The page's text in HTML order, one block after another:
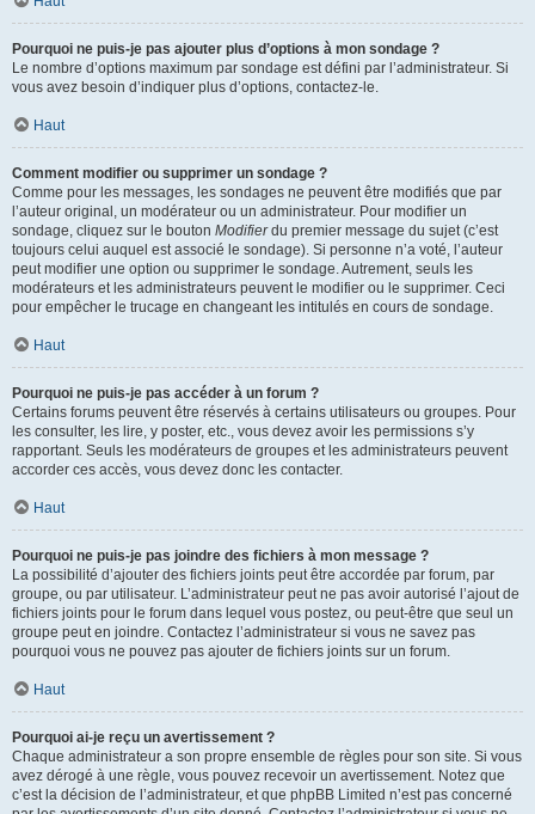
Pourquoi ne puis-je pas ajouter plus d’options à mon sondage ?
Le nombre d’options maximum par sondage est défini par l’administrateur. Si
vous avez besoin d’indiquer plus d’options, contactez-le.
Haut
Comment modifier ou supprimer un sondage ?
Comme pour les messages, les sondages ne peuvent être modifiés que par
l’auteur original, un modérateur ou un administrateur. Pour modifier un
sondage, cliquez sur le bouton Modifierdu premier message du sujet (c’est
toujours celui auquel est associé le sondage). Si personne n’a voté, l’auteur
peut modifier une option ou supprimer le sondage. Autrement, seuls les
modérateurs et les administrateurs peuvent le modifier ou le supprimer. Ceci
pour empêcher le trucage en changeant les intitulés en cours de sondage.
Haut
Pourquoi ne puis-je pas accéder à un forum ?
Certains forums peuvent être réservés à certains utilisateurs ou groupes. Pour
les consulter, les lire, y poster, etc., vous devez avoir les permissions s’y
rapportant. Seuls les modérateurs de groupes et les administrateurs peuvent
accorder ces accès, vous devez donc les contacter.
Haut
Pourquoi ne puis-je pas joindre des fichiers à mon message ?
La possibilité d’ajouter des fichiers joints peut être accordée par forum, par
groupe, ou par utilisateur. L’administrateur peut ne pas avoir autorisé l’ajout de
fichiers joints pour le forum dans lequel vous postez, ou peut-être que seul un
groupe peut en joindre. Contactez l’administrateur si vous ne savez pas
pourquoi vous ne pouvez pas ajouter de fichiers joints sur un forum.
Haut
Pourquoi ai-je reçu un avertissement ?
Chaque administrateur a son propre ensemble de règles pour son site. Si vous
avez dérogé à une règle, vous pouvez recevoir un avertissement. Notez que
c’est la décision de l’administrateur, et que phpBB Limited n’est pas concerné